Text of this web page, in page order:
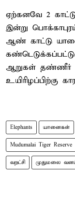
ஏற்கனவே 2
இன்று
ஆண் காட்டு
ஆறுகள் தண்ணீர்
உயிரிழப்பிற்கு
Elephants யானைகள்
Mudumalai Tiger Reserve
வறட்சி முதுமலை